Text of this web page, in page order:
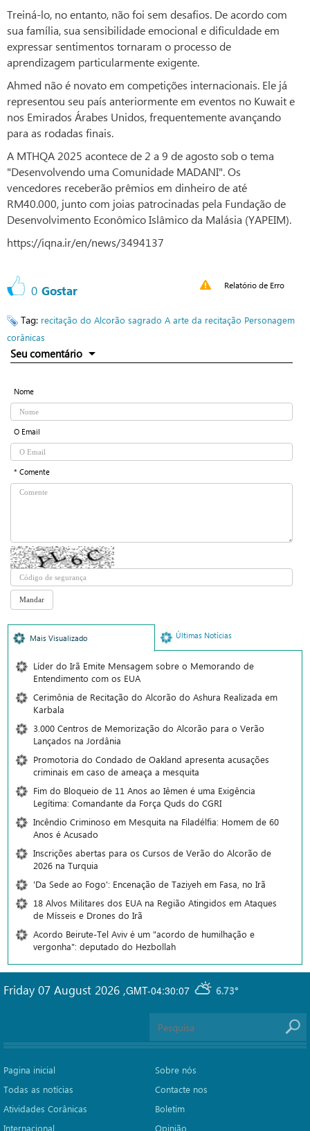
Treiná-lo, no entanto, não foi sem desafios. De acordo com
sua família, sua sensibilidade emocional e dificuldade em
expressar sentimentos tornaram o processo de
aprendizagem particularmente exigente.
Ahmed não é novato em competições internacionais. Ele já
representou seu país anteriormente em eventos no Kuwait e
nos Emirados Árabes Unidos, frequentemente avançando
para as rodadas finais.
A MTHQA 2025 acontece de 2 a 9 de agosto sob o tema
"Desenvolvendo uma Comunidade MADANI". Os
vencedores receberão prêmios em dinheiro de até
RM40.000, junto com joias patrocinadas pela Fundação de
Desenvolvimento Econômico Islâmico da Malásia (YAPEIM).
https://iqna.ir/en/news/3494137
0 Gostar Relatório de Erro
Tag: recitação do Alcorão sagrado A arte da recitação Personagem
corânicas
Seu comentário
Nome
O Email
* Comente
Mais Visualizado Últimas Notícias
Líder do Irã Emite Mensagem sobre o Memorando de
Entendimento com os EUA
Cerimônia de Recitação do Alcorão do Ashura Realizada em
Karbala
3.000 Centros de Memorização do Alcorão para o Verão
Lançados na Jordânia
Promotoria do Condado de Oakland apresenta acusações
criminais em caso de ameaça a mesquita
Fim do Bloqueio de 11 Anos ao Iêmen é uma Exigência
Legítima: Comandante da Força Quds do CGRI
Incêndio Criminoso em Mesquita na Filadélfia: Homem de 60
Anos é Acusado
Inscrições abertas para os Cursos de Verão do Alcorão de
2026 na Turquia
'Da Sede ao Fogo': Encenação de Taziyeh em Fasa, no Irã
18 Alvos Militares dos EUA na Região Atingidos em Ataques
de Mísseis e Drones do Irã
Acordo Beirute-Tel Aviv é um "acordo de humilhação e
vergonha": deputado do Hezbollah
GMT-04:30:07 6.73°
Friday 07 August 2026 ,
Pagina inicial
Todas as notícias
Atividades Corânicas
Internacional
Sobre nós
Contacte nos
Boletim
Opinião